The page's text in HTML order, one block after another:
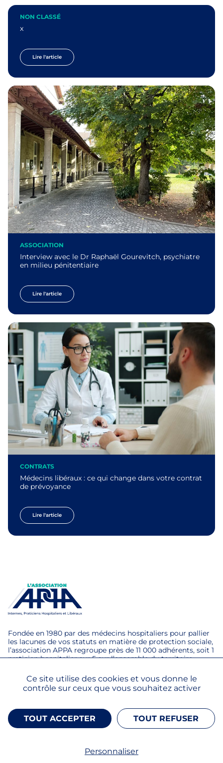
NON CLASSÉ
x
Lire l'article
ASSOCIATION
Interview avec le Dr Raphaël Gourevitch, psychiatre
en milieu pénitentiaire
Lire l'article
CONTRATS
Médecins libéraux : ce qui change dans votre contrat
de prévoyance
Lire l'article
Fondée en 1980 par des médecins hospitaliers pour pallier
les lacunes de vos statuts en matière de protection sociale,
l’association APPA regroupe près de 11 000 adhérents, soit 1
praticien hospitalier sur 5 sur l’ensemble du territoire.
Mentions légales
Nous retrouver sur LinkedIn
Nous retrouver sur Instagram
Nous retrouver sur
Contactez-nous
Ce site utilise des cookies et vous donne le
contrôle sur ceux que vous souhaitez activer
TOUT ACCEPTER TOUT REFUSER
Personnaliser